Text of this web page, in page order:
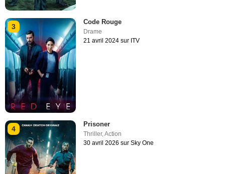
3
Code Rouge
Drame
21 avril 2024 sur ITV
4
Prisoner
Thriller,Action
30 avril 2026 sur Sky One